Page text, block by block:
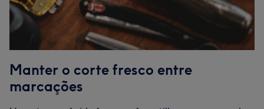
Manter o corte fresco entre
marcações